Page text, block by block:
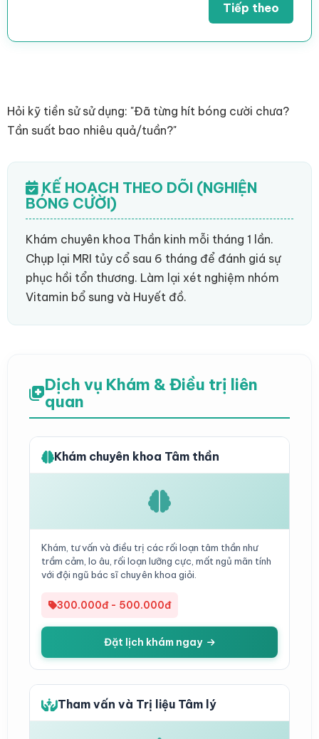
Tiếp theo
Hỏi kỹ tiền sử sử dụng: "Đã từng hít bóng cười chưa?
Tần suất bao nhiêu quả/tuần?"
KẾ HOẠCH THEO DÕI (NGHIỆN
BÓNG CƯỜI)
Khám chuyên khoa Thần kinh mỗi tháng 1 lần.
Chụp lại MRI tủy cổ sau 6 tháng để đánh giá sự
phục hồi tổn thương. Làm lại xét nghiệm nhóm
Vitamin bổ sung và Huyết đồ.
Dịch vụ Khám & Điều trị liên
quan
Khám chuyên khoa Tâm thần
Khám, tư vấn và điều trị các rối loạn tâm thần như
trầm cảm, lo âu, rối loạn lưỡng cực, mất ngủ mãn tính
với đội ngũ bác sĩ chuyên khoa giỏi.
300.000đ - 500.000đ
Đặt lịch khám ngay
Tham vấn và Trị liệu Tâm lý